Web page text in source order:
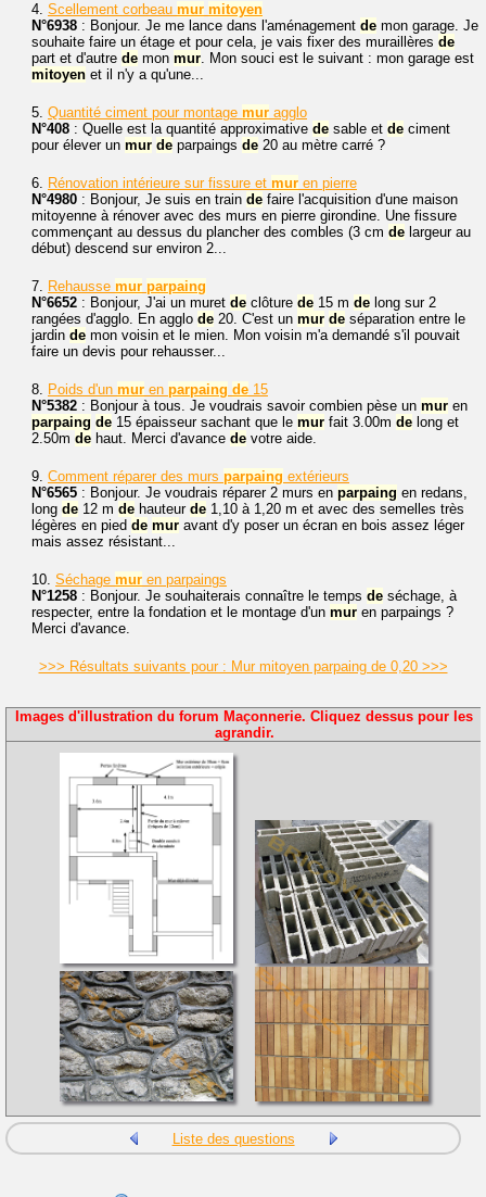
4. Scellement corbeau mur mitoyen
N°6938 : Bonjour. Je me lance dans l'aménagement de mon garage. Je
souhaite faire un étage et pour cela, je vais fixer des muraillères de
part et d'autre de mon mur. Mon souci est le suivant : mon garage est
mitoyen et il n'y a qu'une...
5. Quantité ciment pour montage mur agglo
N°408 : Quelle est la quantité approximative de sable et de ciment
pour élever un mur de parpaings de 20 au mètre carré ?
6. Rénovation intérieure sur fissure et mur en pierre
N°4980 : Bonjour, Je suis en train de faire l'acquisition d'une maison
mitoyenne à rénover avec des murs en pierre girondine. Une fissure
commençant au dessus du plancher des combles (3 cm de largeur au
début) descend sur environ 2...
7. Rehausse mur parpaing
N°6652 : Bonjour, J'ai un muret de clôture de 15 m de long sur 2
rangées d'agglo. En agglo de 20. C'est un mur de séparation entre le
jardin de mon voisin et le mien. Mon voisin m'a demandé s'il pouvait
faire un devis pour rehausser...
8. Poids d'un mur en parpaing de 15
N°5382 : Bonjour à tous. Je voudrais savoir combien pèse un mur en
parpaing de 15 épaisseur sachant que le mur fait 3.00m de long et
2.50m de haut. Merci d'avance de votre aide.
9. Comment réparer des murs parpaing extérieurs
N°6565 : Bonjour. Je voudrais réparer 2 murs en parpaing en redans,
long de 12 m de hauteur de 1,10 à 1,20 m et avec des semelles très
légères en pied de mur avant d'y poser un écran en bois assez léger
mais assez résistant...
10. Séchage mur en parpaings
N°1258 : Bonjour. Je souhaiterais connaître le temps de séchage, à
respecter, entre la fondation et le montage d'un mur en parpaings ?
Merci d'avance.
>>> Résultats suivants pour : Mur mitoyen parpaing de 0,20 >>>
Images d'illustration du forum Maçonnerie. Cliquez dessus pour les
agrandir.
Liste des questions